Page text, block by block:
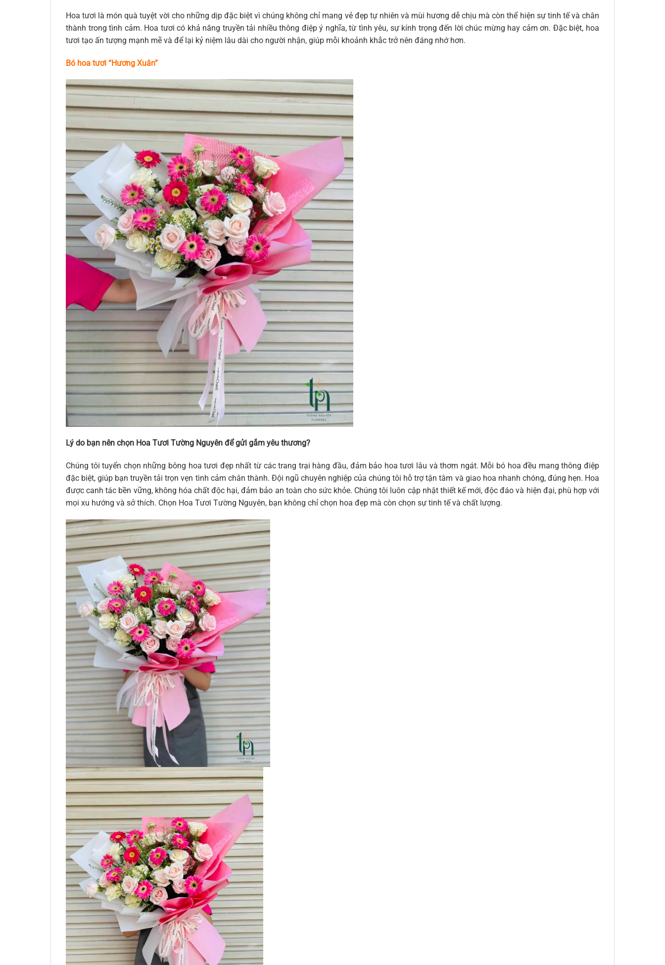
Hoa tươi là món quà tuyệt vời cho những dịp đặc biệt vì chúng không chỉ mang vẻ đẹp tự nhiên và mùi hương dễ chịu mà còn thể hiện sự tinh tế và chân
thành trong tình cảm. Hoa tươi có khả năng truyền tải nhiều thông điệp ý nghĩa, từ tình yêu, sự kính trọng đến lời chúc mừng hay cảm ơn. Đặc biệt, hoa
tươi tạo ấn tượng mạnh mẽ và để lại kỷ niệm lâu dài cho người nhận, giúp mỗi khoảnh khắc trở nên đáng nhớ hơn.
Bó hoa tươi “Hương Xuân”
Lý do bạn nên chọn Hoa Tươi Tường Nguyên để gửi gắm yêu thương?
Chúng tôi tuyển chọn những bông hoa tươi đẹp nhất từ các trang trại hàng đầu, đảm bảo hoa tươi lâu và thơm ngát. Mỗi bó hoa đều mang thông điệp
đặc biệt, giúp bạn truyền tải trọn vẹn tình cảm chân thành. Đội ngũ chuyên nghiệp của chúng tôi hỗ trợ tận tâm và giao hoa nhanh chóng, đúng hẹn. Hoa
được canh tác bền vững, không hóa chất độc hại, đảm bảo an toàn cho sức khỏe. Chúng tôi luôn cập nhật thiết kế mới, độc đáo và hiện đại, phù hợp với
mọi xu hướng và sở thích. Chọn Hoa Tươi Tường Nguyên, bạn không chỉ chọn hoa đẹp mà còn chọn sự tinh tế và chất lượng.